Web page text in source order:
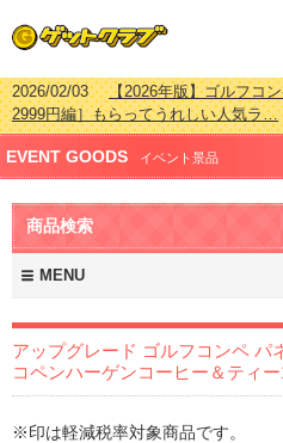
2026/02/03【2026年版】ゴルフコ
2999円編］もらってうれしい人気ラ…
2026/07/15【2026年版】ビンゴゲ
ング 更新しました！
2026/04/03【2026年版】ゴルフコ
2999円編］もらってうれしい人気ラ…
2026/02/16
新しました！
EVENT GOODS イベント景品
商品検索
MENU
アップグレード ゴルフコンペ パ
コペンハーゲンコーヒー＆ティー
※印は軽減税率対象商品です。